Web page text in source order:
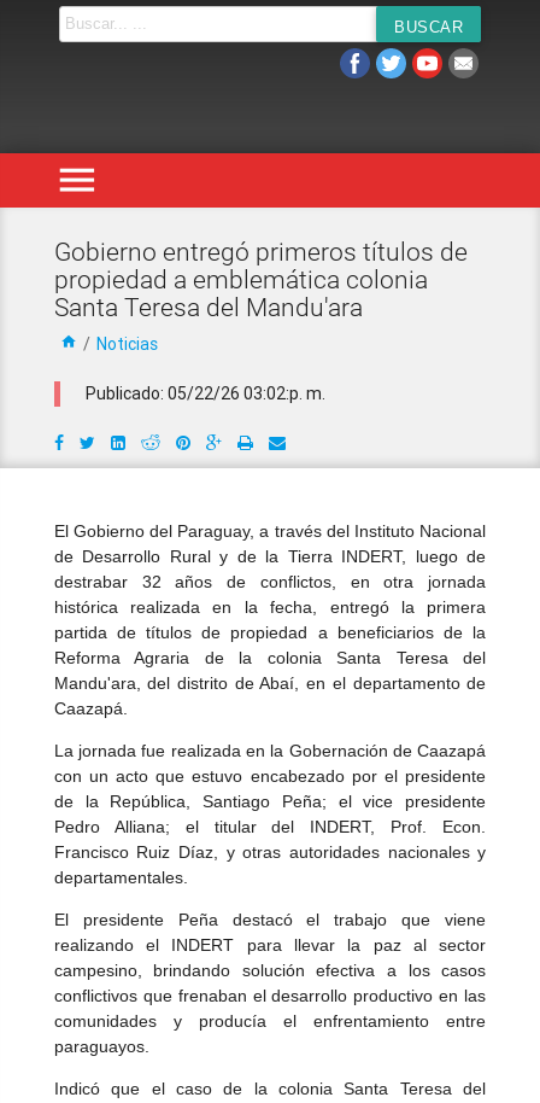
menu
​Gobierno entregó primeros títulos de
propiedad a emblemática colonia
Santa Teresa del Mandu'ara
home / Noticias
Publicado: 05/22/26 03:02:p. m.
El Gobierno del Paraguay, a través del Instituto Nacional
de Desarrollo Rural y de la Tierra INDERT, luego de
destrabar 32 años de conflictos, en otra jornada
histórica realizada en la fecha, entregó la primera
partida de títulos de propiedad a beneficiarios de la
Reforma Agraria de la colonia Santa Teresa del
Mandu'ara, del distrito de Abaí, en el departamento de
Caazapá.
La jornada fue realizada en la Gobernación de Caazapá
con un acto que estuvo encabezado por el presidente
de la República, Santiago Peña; el vice presidente
Pedro Alliana; el titular del INDERT, Prof. Econ.
Francisco Ruiz Díaz, y otras autoridades nacionales y
departamentales.
El presidente Peña destacó el trabajo que viene
realizando el INDERT para llevar la paz al sector
campesino, brindando solución efectiva a los casos
conflictivos que frenaban el desarrollo productivo en las
comunidades y producía el enfrentamiento entre
paraguayos.
Indicó que el caso de la colonia Santa Teresa del